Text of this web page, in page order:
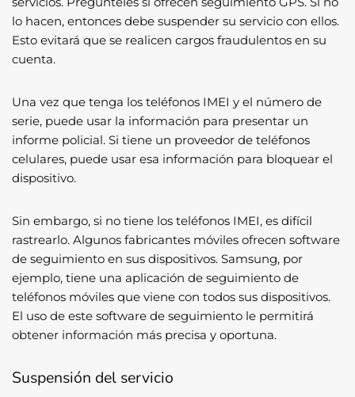
lo hacen, entonces debe suspender su servicio con ellos.
Esto evitará que se realicen cargos fraudulentos en su
cuenta.
Una vez que tenga los teléfonos IMEI y el número de
serie, puede usar la información para presentar un
informe policial. Si tiene un proveedor de teléfonos
celulares, puede usar esa información para bloquear el
dispositivo.
Sin embargo, si no tiene los teléfonos IMEI, es difícil
rastrearlo. Algunos fabricantes móviles ofrecen software
de seguimiento en sus dispositivos. Samsung, por
ejemplo, tiene una aplicación de seguimiento de
teléfonos móviles que viene con todos sus dispositivos.
El uso de este software de seguimiento le permitirá
obtener información más precisa y oportuna.
Suspensión del servicio